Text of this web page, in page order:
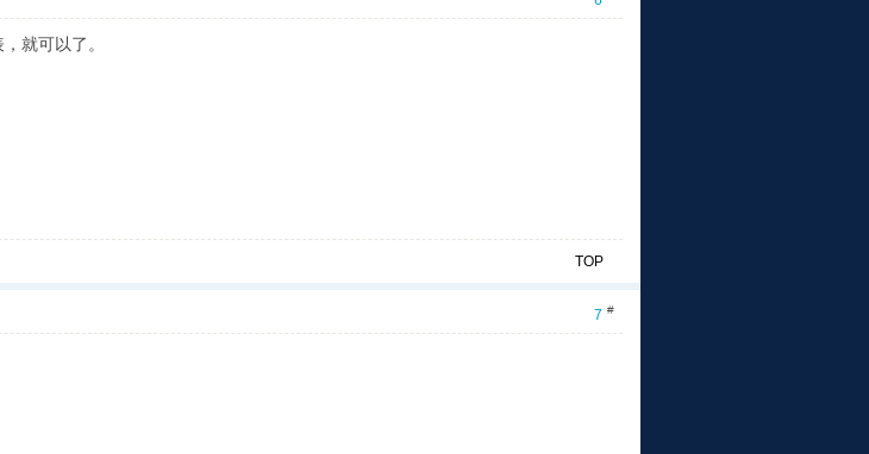
就可以了。
TOP
7 #